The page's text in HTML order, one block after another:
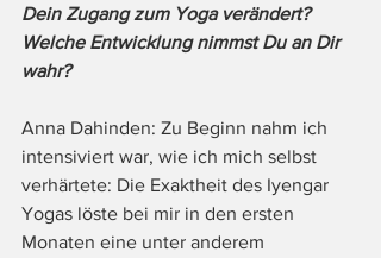
Dein Zugang zum Yoga verändert?
Welche Entwicklung nimmst Du an Dir
wahr?
Anna Dahinden: Zu Beginn nahm ich
intensiviert war, wie ich mich selbst
verhärtete: Die Exaktheit des Iyengar
Yogas löste bei mir in den ersten
Monaten eine unter anderem